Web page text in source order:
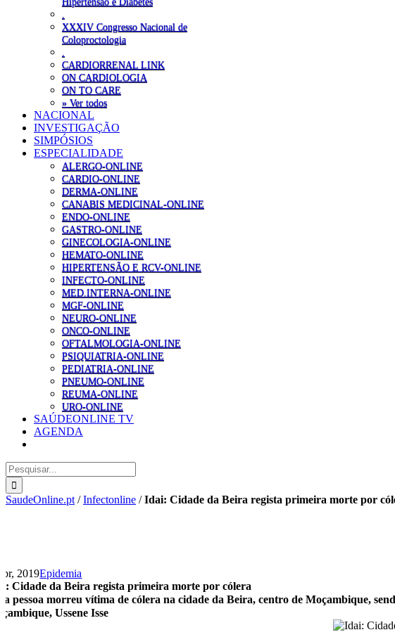
XXXIV Congresso Nacional de
Coloproctologia
CARDIORRENAL LINK
ON CARDIOLOGIA
ON TO CARE
» Ver todos
NACIONAL
INVESTIGAÇÃO
SIMPÓSIOS
ESPECIALIDADE
ALERGO-ONLINE
CARDIO-ONLINE
DERMA-ONLINE
CANABIS MEDICINAL-ONLINE
ENDO-ONLINE
GASTRO-ONLINE
GINECOLOGIA-ONLINE
HEMATO-ONLINE
HIPERTENSÃO E RCV-ONLINE
INFECTO-ONLINE
MED.INTERNA-ONLINE
MGF-ONLINE
NEURO-ONLINE
ONCO-ONLINE
OFTALMOLOGIA-ONLINE
PSIQUIATRIA-ONLINE
PEDIATRIA-ONLINE
PNEUMO-ONLINE
REUMA-ONLINE
URO-ONLINE
SAÚDEONLINE TV
AGENDA
Pesquisar
SaudeOnline.pt /Infectonline /Idai: Cidade da Beira regista primeira morte por
2019Epidemia
Cidade da Beira regista primeira morte por cólera
pessoa morreu vítima de cólera na cidade da Beira, centro de Moçambique,
Ussene Isse